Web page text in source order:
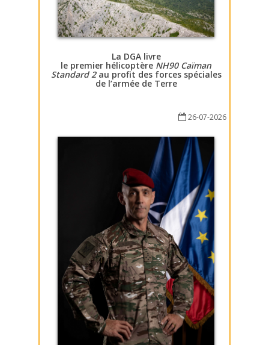
La DGA livre
le premier hélicoptère NH90 Caïman
Standard 2au profit des forces spéciales
de l’armée de Terre
26-07-2026